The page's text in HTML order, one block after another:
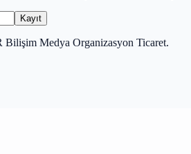
Kayıt
Bilişim Medya Organizasyon Ticaret.